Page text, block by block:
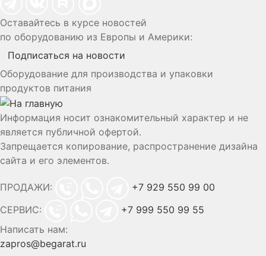
Оставайтесь в курсе новостей
по оборудованию из Европы и Америки:
Подписаться на новости
Оборудование для производства и упаковки
продуктов питания
Информация носит ознакомительный характер и не
является публичной офертой.
Запрещается копирование, распространение дизайна
сайта и его элементов.
ПРОДАЖИ:
+7 929 550 99 00
СЕРВИС:
+7 999 550 99 55
Написать нам:
zapros@begarat.ru